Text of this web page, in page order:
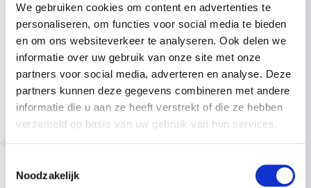
We gebruiken cookies om content en advertenties te
personaliseren, om functies voor social media te bieden
en om ons websiteverkeer te analyseren. Ook delen we
informatie over uw gebruik van onze site met onze
partners voor social media, adverteren en analyse. Deze
partners kunnen deze gegevens combineren met andere
informatie die u aan ze heeft verstrekt of die ze hebben
verzameld op basis van uw gebruik van hun services.
Noodzakelijk
Bonus voor snelle beslissers
Eengesigneerd exemplaar van het boek
Eenpersoonlijke uitnodiging voor een lezing over het boek